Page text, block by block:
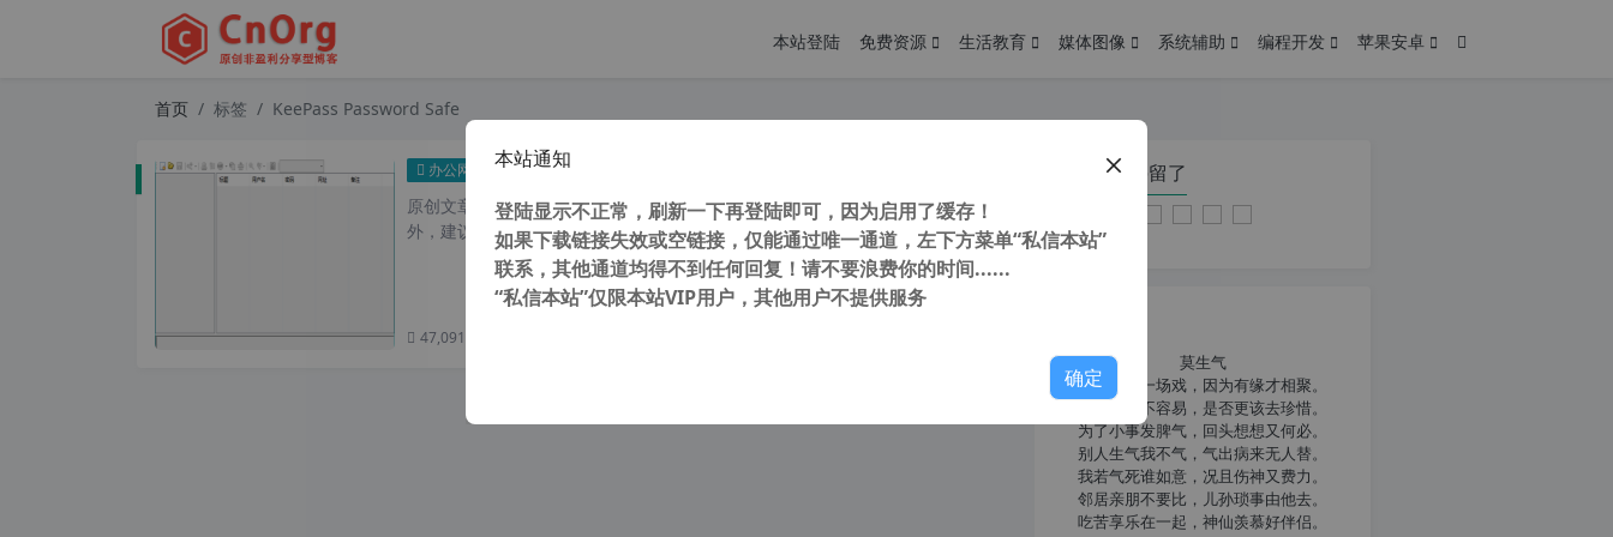
本站登陆 免费资源 生活教育 媒体图像 系统辅助 编程开发 苹果安卓
首页 标签 KeePass Password Safe
办公网络 最强最安全 KeePass Password Safe 2.54 中文版 密码管理器 附 Keepass2Android 1.09a 中文版
原创文章，转载请注明： 转载自cnorg.12hp.de 注意：由于网站空间位于国
外，建议避开晚上的访问高峰期...
47,091 次浏览
您在本页停留了
莫生气
人生就像一场戏，因为有缘才相聚。
相扶到老不容易，是否更该去珍惜。
为了小事发脾气，回头想想又何必。
别人生气我不气，气出病来无人替。
我若气死谁如意，况且伤神又费力。
邻居亲朋不要比，儿孙琐事由他去。
吃苦享乐在一起，神仙羡慕好伴侣。
本站通知
登陆显示不正常，刷新一下再登陆即可，因为启用了缓存！
如果下载链接失效或空链接，仅能通过唯一通道，左下方菜单“私信本站”
联系，其他通道均得不到任何回复！请不要浪费你的时间......
“私信本站”仅限本站VIP用户，其他用户不提供服务
确定